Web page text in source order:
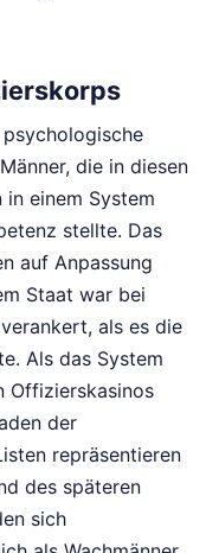
die in diesen
in einem System
stellte. Das
auf Anpassung
Staat war bei
als es die
Als das System
Offizierskasinos
der
repräsentieren
des späteren
sich